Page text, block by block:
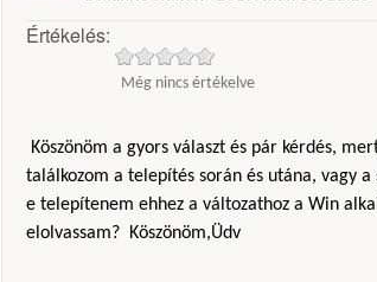
Értékelés:
Még nincs értékelve
Köszönöm a gyors választ és pár kérdés,
találkozom a telepítés során és utána, vagy
e telepítenem ehhez a változathoz a Win
elolvassam? Köszönöm,Üdv